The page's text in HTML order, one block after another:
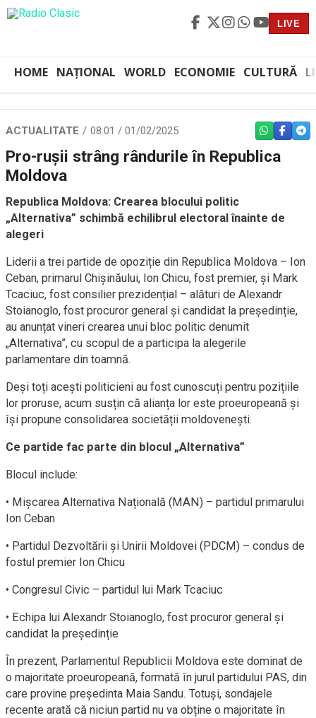
LIVE
HOME NAȚIONAL WORLD ECONOMIE CULTURĂ
ACTUALITATE 08:01 / 01/02/2025 WHATSAPP
Pro-rușii strâng rândurile în Republica
Moldova
Republica Moldova: Crearea blocului politic
„Alternativa” schimbă echilibrul electoral înainte de
alegeri
Liderii a trei partide de opoziție din Republica Moldova – Ion
Ceban, primarul Chișinăului, Ion Chicu, fost premier, și Mark
Tcaciuc, fost consilier prezidențial – alături de Alexandr
Stoianoglo, fost procuror general și candidat la președinție,
au anunțat vineri crearea unui bloc politic denumit
„Alternativa”, cu scopul de a participa la alegerile
parlamentare din toamnă.
Deși toți acești politicieni au fost cunoscuți pentru pozițiile
lor proruse, acum susțin că alianța lor este proeuropeană și
își propune consolidarea societății moldovenești.
Ce partide fac parte din blocul „Alternativa”
Blocul include:
• Mişcarea Alternativa Națională (MAN) – partidul primarului
Ion Ceban
• Partidul Dezvoltării și Unirii Moldovei (PDCM) – condus de
fostul premier Ion Chicu
• Congresul Civic – partidul lui Mark Tcaciuc
• Echipa lui Alexandr Stoianoglo, fost procuror general și
candidat la președinție
În prezent, Parlamentul Republicii Moldova este dominat de
o majoritate proeuropeană, formată în jurul partidului PAS, din
care provine președinta Maia Sandu. Totuși, sondajele
recente arată că niciun partid nu va obține o majoritate în